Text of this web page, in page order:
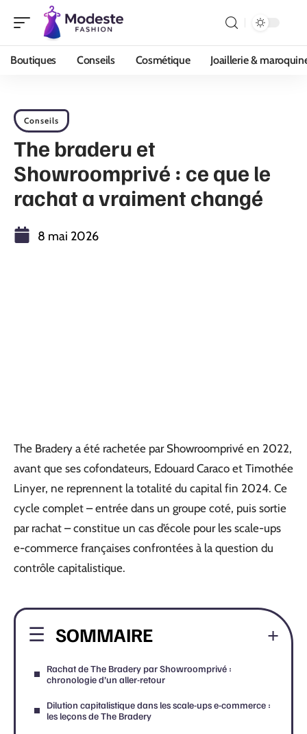
Boutiques Conseils Cosmétique Joaillerie &
Conseils
The braderu et
Showroomprivé : ce que le
rachat a vraiment changé
8 mai 2026
The Bradery a été rachetée par Showroomprivé en 2022,
avant que ses cofondateurs, Edouard Caraco et Timothée
Linyer, ne reprennent la totalité du capital fin 2024. Ce
cycle complet – entrée dans un groupe coté, puis sortie
par rachat – constitue un cas d’école pour les scale-ups
e-commerce françaises confrontées à la question du
contrôle capitalistique.
SOMMAIRE
Rachat de The Bradery par Showroomprivé :
chronologie d’un aller-retour
Dilution capitalistique dans les scale-ups e-commerce :
les leçons de The Bradery